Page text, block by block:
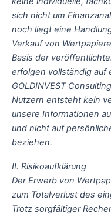
sich nicht um
noch liegt eine
Verkauf von
Basis der
erfolgen vollständig auf
GOLDINVEST
Nutzern entsteht kein
unsere Informationen
und nicht auf
beziehen.
II. Risikoaufklärung
Der Erwerb von
zum Totalverlust des
Trotz sorgfältiger